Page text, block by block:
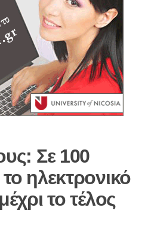
Σε 100
ηλεκτρονικό
το τέλος